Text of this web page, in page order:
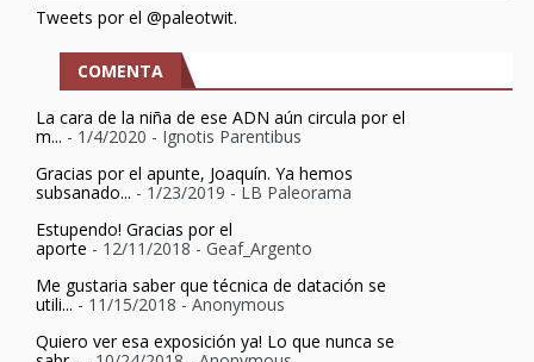
Tweets por el @paleotwit.
COMENTA
La cara de la niña de ese ADN aún circula por el
m... - 1/4/2020 - Ignotis Parentibus
Gracias por el apunte, Joaquín. Ya hemos
subsanado... - 1/23/2019 - LB Paleorama
Estupendo! Gracias por el
aporte - 12/11/2018 - Geaf_Argento
Me gustaria saber que técnica de datación se
utili...- 11/15/2018 - Anonymous
Quiero ver esa exposición ya! Lo que nunca se